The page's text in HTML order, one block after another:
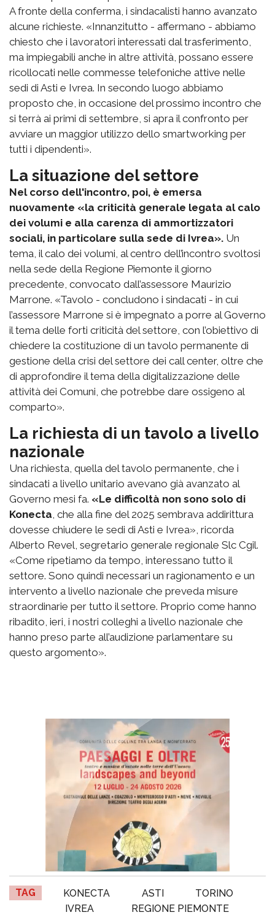
A fronte della conferma, i sindacalisti hanno avanzato
alcune richieste. «Innanzitutto - affermano - abbiamo
chiesto che i lavoratori interessati dal trasferimento,
ma impiegabili anche in altre attività, possano essere
ricollocati nelle commesse telefoniche attive nelle
sedi di Asti e Ivrea. In secondo luogo abbiamo
proposto che, in occasione del prossimo incontro che
si terrà ai primi di settembre, si apra il confronto per
avviare un maggior utilizzo dello smartworking per
tutti i dipendenti».
La situazione del settore
Nel corso dell'incontro, poi, è emersa
nuovamente «la criticità generale legata al calo
dei volumi e alla carenza di ammortizzatori
sociali, in particolare sulla sede di Ivrea». Un
tema, il calo dei volumi, al centro dell’incontro svoltosi
nella sede della Regione Piemonte il giorno
precedente, convocato dall’assessore Maurizio
Marrone. «Tavolo - concludono i sindacati - in cui
l’assessore Marrone si è impegnato a porre al Governo
il tema delle forti criticità del settore, con l’obiettivo di
chiedere la costituzione di un tavolo permanente di
gestione della crisi del settore dei call center, oltre che
di approfondire il tema della digitalizzazione delle
attività dei Comuni, che potrebbe dare ossigeno al
comparto».
La richiesta di un tavolo a livello
nazionale
Una richiesta, quella del tavolo permanente, che i
sindacati a livello unitario avevano già avanzato al
Governo mesi fa. «Le difficoltà non sono solo di
Konecta , che alla fine del 2025 sembrava addirittura
dovesse chiudere le sedi di Asti e Ivrea», ricorda
Alberto Revel, segretario generale regionale Slc Cgil.
«Come ripetiamo da tempo, interessano tutto il
settore. Sono quindi necessari un ragionamento e un
intervento a livello nazionale che preveda misure
straordinarie per tutto il settore. Proprio come hanno
ribadito, ieri, i nostri colleghi a livello nazionale che
hanno preso parte all’audizione parlamentare su
questo argomento».
TAG KONECTA ASTI
TORINO
IVREA
REGIONE PIEMONTE